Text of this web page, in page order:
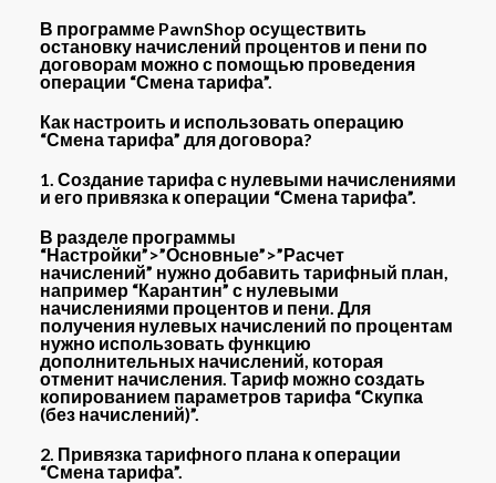
В программе PawnShop осуществить
остановку начислений процентов и пени по
договорам можно с помощью проведения
операции “Смена тарифа”.
Как настроить и использовать операцию
“Смена тарифа” для договора?
1. Создание тарифа с нулевыми начислениями
и его привязка к операции “Смена тарифа”.
В разделе программы
“Настройки”>”Основные”>”Расчет
начислений” нужно добавить тарифный план,
например “Карантин” с нулевыми
начислениями процентов и пени. Для
получения нулевых начислений по процентам
нужно использовать функцию
дополнительных начислений, которая
отменит начисления. Тариф можно создать
копированием параметров тарифа “Скупка
(без начислений)”.
2. Привязка тарифного плана к операции
“Смена тарифа”.